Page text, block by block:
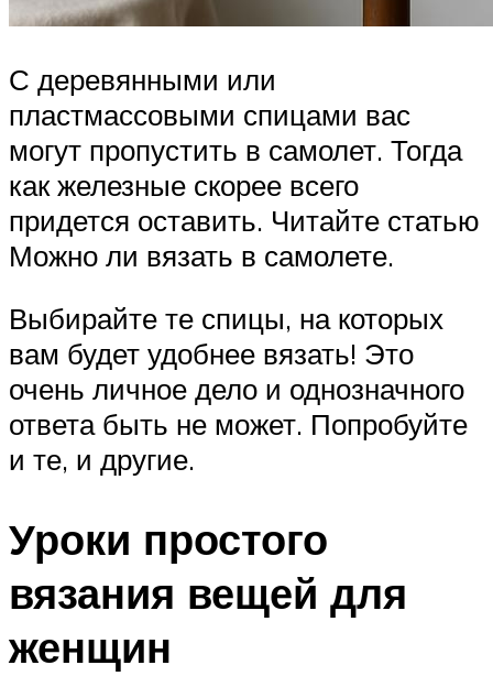
С деревянными или
пластмассовыми спицами вас
могут пропустить в самолет. Тогда
как железные скорее всего
придется оставить. Читайте статью
Можно ли вязать в самолете.
Выбирайте те спицы, на которых
вам будет удобнее вязать! Это
очень личное дело и однозначного
ответа быть не может. Попробуйте
и те, и другие.
Уроки простого
вязания вещей для
женщин